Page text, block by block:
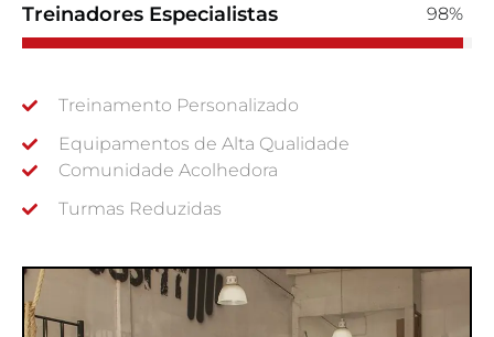
Treinadores Especialistas 98%
Treinamento Personalizado
Equipamentos de Alta Qualidade
Comunidade Acolhedora
Turmas Reduzidas